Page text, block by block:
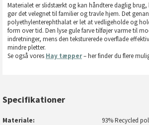
Materialet er slidstærkt og kan håndtere daglig brug,
gør det velegnet til familier og travle hjem. Det
polyethylenterephthalat er let at vedligeholde og
form over tid. Den lyse gule farve tilføjer varme til
indretninger, mens den teksturerede overflade
mindre pletter.
Se også vores Hay tæpper– her finder du flere
Specifikationer
Materiale
93% Recycled